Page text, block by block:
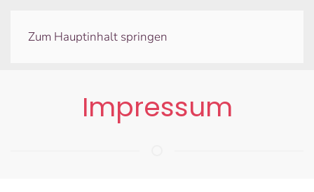
Zum Hauptinhalt springen
Impressum